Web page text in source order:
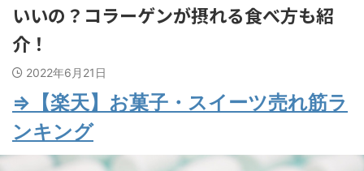
いいの？コラーゲンが摂れる食べ方も紹
介！
2022年6月21日
⇒【楽天】お菓子・スイーツ売れ筋ラ
ンキング